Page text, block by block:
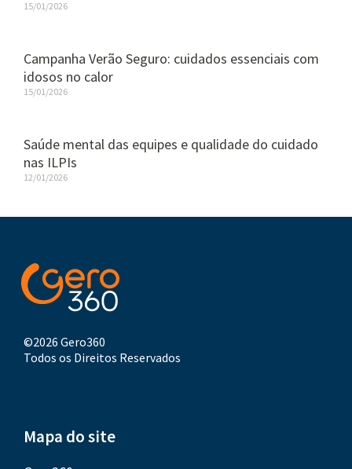
15/01/2026
Campanha Verão Seguro: cuidados essenciais com
idosos no calor
15/01/2026
Saúde mental das equipes e qualidade do cuidado
nas ILPIs
12/01/2026
©2026 Gero360
Todos os Direitos Reservados
Mapa do site